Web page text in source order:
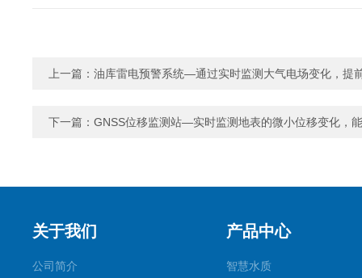
上一篇： 油库雷电预警系统—通过实时监测大气电场变化，提
下一篇： GNSS位移监测站—实时监测地表的微小位移变化，
关于我们
公司简介
产品中心
智慧水质